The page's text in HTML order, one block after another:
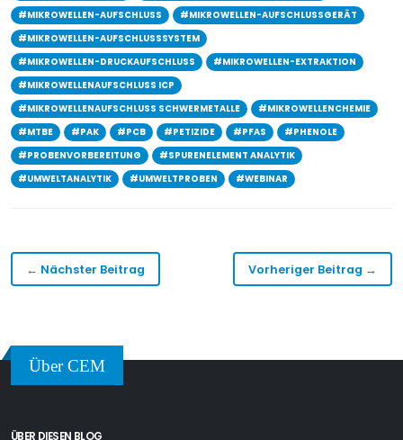
#MIKROWELLEN-AUFSCHLUSS
#MIKROWELLEN-AUFSCHLUSSGERÄT
#MIKROWELLEN-AUFSCHLUSSSYSTEM
#MIKROWELLEN-DRUCKAUFSCHLUSS
#MIKROWELLEN-EXTRAKTION
#MIKROWELLENAUFSCHLUSS ICP
#MIKROWELLENAUFSCHLUSS SCHWERMETALLE
#MIKROWELLENCHEMIE
#MTBE
#PAK #PCB #PETIZIDE #PFAS
#PHENOLE
#PROBENVORBEREITUNG
#SPURENELEMENT ANALYTIK
#UMWELTANALYTIK
#UMWELTPROBEN #WEBINAR
← Nächster Beitrag Vorheriger Beitrag →
Über CEM
ÜBER DIESEN BLOG